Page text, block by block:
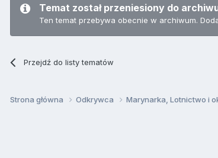
Temat został przeniesiony do
Ten temat przebywa obecnie w archiwum.
Przejdź do listy tematów
Strona główna Odkrywca Marynarka, Lotnictwo i